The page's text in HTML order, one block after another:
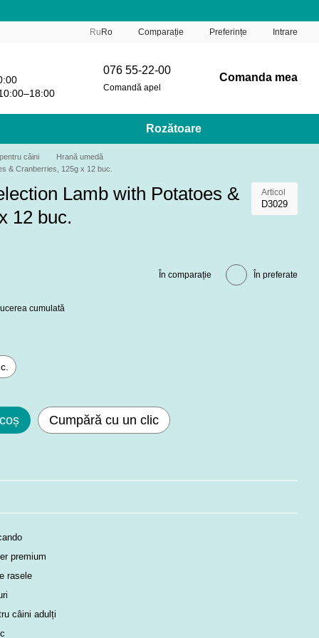
Ru Ro Comparație Preferințe Intrare
076 55-22-00
Comandă apel
Comanda mea
Rozătoare
câini
Hrană umedă
& Cranberries, 125g x 12 buc.
Lamb with Potatoes &
12 buc.
Articol
D3029
În comparație În preferate
cumulată
Cumpără cu un clic
premium
rasele
câini adulți